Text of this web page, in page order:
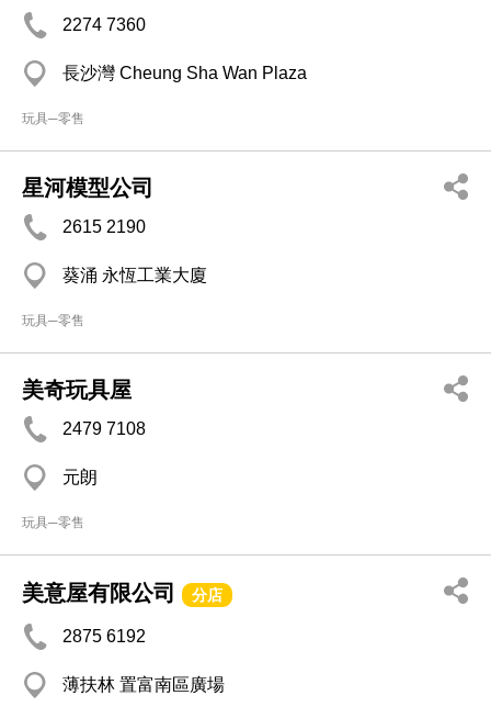
2274 7360
長沙灣 Cheung Sha Wan Plaza
玩具─零售
星河模型公司
2615 2190
葵涌 永恆工業大廈
玩具─零售
美奇玩具屋
2479 7108
元朗
玩具─零售
美意屋有限公司 分店
2875 6192
薄扶林 置富南區廣場